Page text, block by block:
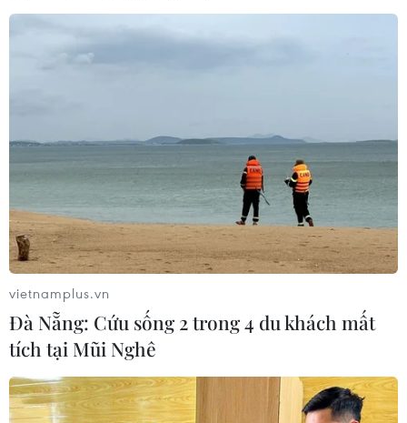
vietnamplus.vn
Đà Nẵng: Cứu sống 2 trong 4 du khách mất
tích tại Mũi Nghê